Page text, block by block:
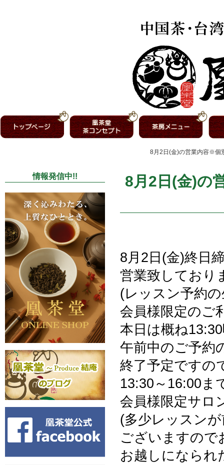
8月2日(金)の営業内容※個
情報発信中!! 8月2日(金)の
8月2日(金)終日
営業致しており
(レッスン予約
会員様限定のご
本日は概ね
午前中のご予約
終了予定ですの
13:30～16:00ま
会員様限定サロ
(多少レッスン
ございますので
お越しになられ